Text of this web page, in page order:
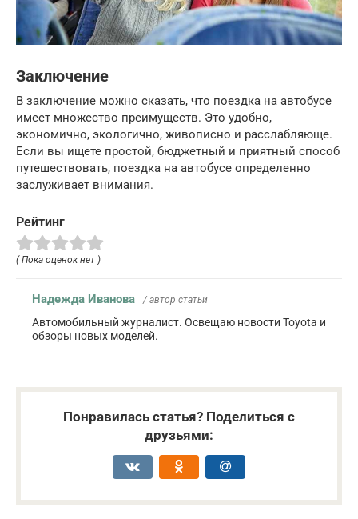
Заключение
В заключение можно сказать, что поездка на автобусе
имеет множество преимуществ. Это удобно,
экономично, экологично, живописно и расслабляюще.
Если вы ищете простой, бюджетный и приятный способ
путешествовать, поездка на автобусе определенно
заслуживает внимания.
Рейтинг
( Пока оценок нет )
Надежда Иванова / автор статьи
Автомобильный журналист. Освещаю новости Toyota и
обзоры новых моделей.
Понравилась статья? Поделиться с
друзьями: